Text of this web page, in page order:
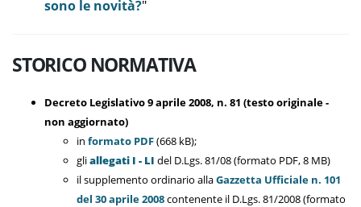
sono le novità?"
STORICO NORMATIVA
Decreto Legislativo 9 aprile 2008, n. 81 (testo originale -
non aggiornato)
in formato PDF(668 kB);
gliallegati I - LI del D.Lgs. 81/08 (formato PDF, 8 MB)
il supplemento ordinario allaGazzetta Ufficiale n. 101
del 30 aprile 2008contenente il D.Lgs. 81/2008 (formato